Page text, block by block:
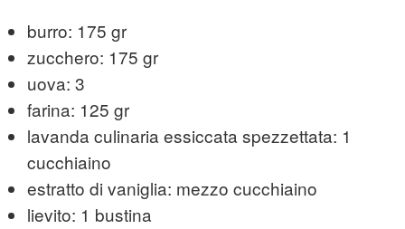
burro: 175 gr
zucchero: 175 gr
uova: 3
farina: 125 gr
lavanda culinaria essiccata spezzettata: 1
cucchiaino
estratto di vaniglia: mezzo cucchiaino
lievito: 1 bustina